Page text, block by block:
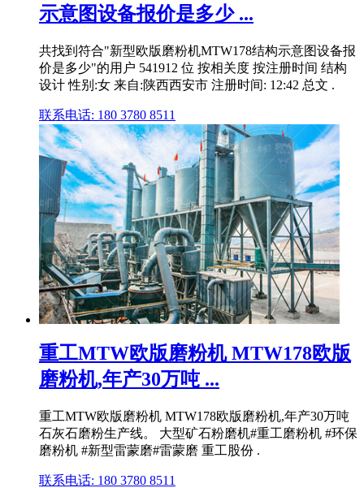
示意图设备报价是多少 ...
共找到符合"新型欧版磨粉机MTW178结构示意图设备报
价是多少"的用户 541912 位 按相关度 按注册时间 结构
设计 性别:女 来自:陕西西安市 注册时间: 12:42 总文 .
联系电话: 180 3780 8511
重工MTW欧版磨粉机 MTW178欧版
磨粉机,年产30万吨 ...
重工MTW欧版磨粉机 MTW178欧版磨粉机,年产30万吨
石灰石磨粉生产线。 大型矿石粉磨机#重工磨粉机 #环保
磨粉机 #新型雷蒙磨#雷蒙磨 重工股份 .
联系电话: 180 3780 8511